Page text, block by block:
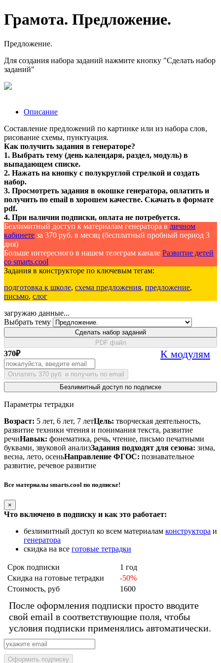
Грамота. Предложение.
Предложение.
Для создания набора заданий нажмите кнопку "Сделать набор
заданий"
Описание
Составление предложений по картинке или из набора слов,
рисование схемы, пунктуация.
Как получить задания в генераторе?
1. Выбрать тему (день календаря, раздел, модуль) в
выпадающем списке.
2. Нажать на кнопку с полукруглой стрелкой и создать
набор.
3. Просмотреть задания в окошке генератора, оплатить и
получить по email в хорошем качестве. Скачать в формате
pdf.
4. При наличии подписки, оплата не потребуется.
Безлимитный доступ к материалам генератора в личном
кабинете за 370 руб. в месяц (бесплатный пробный период 3
дня)
Больше интересного в нашем телеграм канале Развитие детей
со smarts.cool
Задания в конструкторе по ключевым тегам:
подготовка к школе, схема предложения, предложение,
письмо, слог
загружаю данные...
Выбрать тему
Сделать набор заданий
PDF файл
370₽ К модулям
Оплатить 370 руб. и получить по email
Безлимитный доступ по подписке
Параметры тетрадки
Возраст: 5 лет, 6 лет, 7 летЦель: творческая деятельность,
развитие техники чтения и понимания текста, развитие
речиНавык: фонематика, речь, чтение, письмо печатными
буквами, звуковой анализЗадания подходят для сезона: зима,
весна, лето, осеньНаправление ФГОС: познавательное
развитие, речевое развитие
Все материалы smarts.cool по подписке!
×
Что включено в подписку и как это работает:
безлимитный доступ ко всем материалам конструктора и
генератора
скидка на все готовые тетрадки
Срок подписки
1 год
Скидка на готовые тетрадки
-50%
Стоимость, руб
1600
После оформления подписки просто вводите
свой email в соответствующие поля, чтобы
условия подписки применялись автоматически.
Оформить подписку